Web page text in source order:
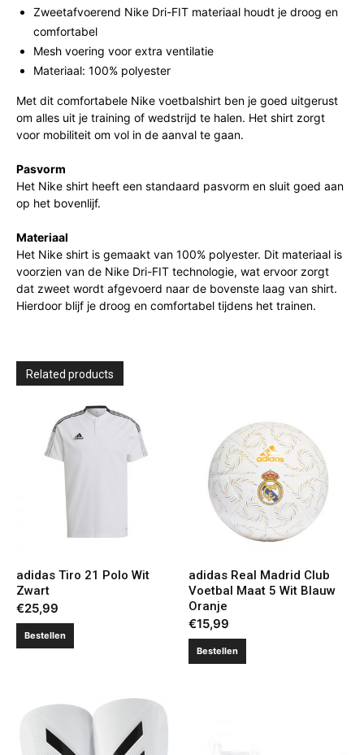
Zweetafvoerend Nike Dri-FIT materiaal houdt je droog en
comfortabel
Mesh voering voor extra ventilatie
Materiaal: 100% polyester
Met dit comfortabele Nike voetbalshirt ben je goed uitgerust
om alles uit je training of wedstrijd te halen. Het shirt zorgt
voor mobiliteit om vol in de aanval te gaan.
Pasvorm
Het Nike shirt heeft een standaard pasvorm en sluit goed aan
op het bovenlijf.
Materiaal
Het Nike shirt is gemaakt van 100% polyester. Dit materiaal is
voorzien van de Nike Dri-FIT technologie, wat ervoor zorgt
dat zweet wordt afgevoerd naar de bovenste laag van shirt.
Hierdoor blijf je droog en comfortabel tijdens het trainen.
Related products
adidas Tiro 21 Polo Wit
Zwart
€25,99
Bestellen
adidas Real Madrid Club
Voetbal Maat 5 Wit Blauw
Oranje
€15,99
Bestellen